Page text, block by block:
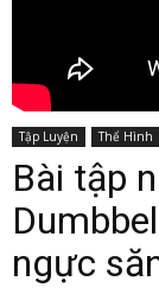
Tập Luyện Thể Hình
Bài tập
ngực